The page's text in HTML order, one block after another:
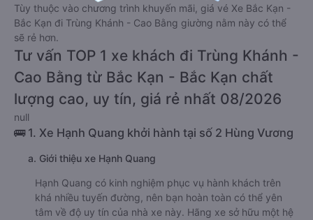
Tùy thuộc vào chương trình khuyến mãi, giá vé Xe Bắc Kạn -
Bắc Kạn đi Trùng Khánh - Cao Bằng giường nằm này có thể
sẽ rẻ hơn.
Tư vấn TOP 1 xe khách đi Trùng Khánh -
Cao Bằng từ Bắc Kạn - Bắc Kạn chất
lượng cao, uy tín, giá rẻ nhất 08/2026
null
🚌 1. Xe Hạnh Quang khởi hành tại số 2 Hùng Vương
a. Giới thiệu xe Hạnh Quang
Hạnh Quang có kinh nghiệm phục vụ hành khách trên
khá nhiều tuyến đường, nên bạn hoàn toàn có thể yên
tâm về độ uy tín của nhà xe này. Hãng xe sở hữu một hệ